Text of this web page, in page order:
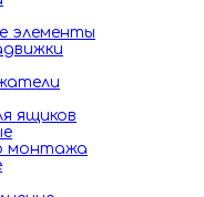
элементы
ящиков
монтажа